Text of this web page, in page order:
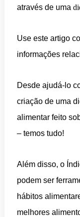
através de uma
Use este artigo
informações
Desde ajudá-lo
criação de uma
alimentar feito
– temos tudo!
Além disso, o
podem ser
hábitos
melhores